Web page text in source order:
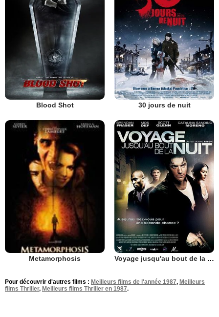
Blood Shot 30 jours de nuit
Metamorphosis Voyage jusqu'au bout de la nuit
Pour découvrir d'autres films : Meilleurs films de l'année 1987, Meilleurs
films Thriller, Meilleurs films Thriller en 1987.